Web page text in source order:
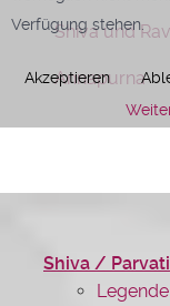
Shiva und
Annapurna
Shiva / Parvati
Verfügung stehen.
Akzeptieren